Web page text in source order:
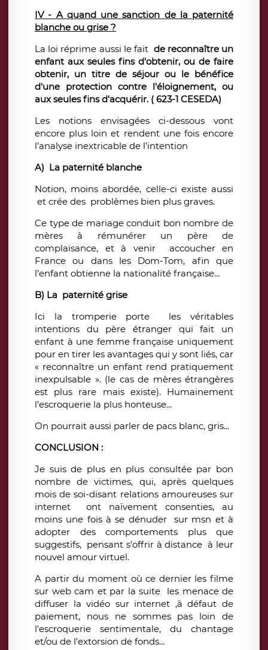
IV - A quand une sanction de la paternité
blanche ou grise ?
La loi réprime aussi le fait de reconnaître un
enfant aux seules fins d'obtenir, ou de faire
obtenir, un titre de séjour ou le bénéfice
d'une protection contre l'éloignement, ou
aux seules fins d'acquérir. ( 623-1 CESEDA)
Les notions envisagées ci-dessous vont
encore plus loin et rendent une fois encore
l’analyse inextricable de l’intention
A) La paternité blanche
Notion, moins abordée, celle-ci existe aussi
et crée des problèmes bien plus graves.
Ce type de mariage conduit bon nombre de
mères à rémunérer un père de
complaisance, et à venir accoucher en
France ou dans les Dom-Tom, afin que
l’enfant obtienne la nationalité française…
B) La paternité grise
Ici la tromperie porte les véritables
intentions du père étranger qui fait un
enfant à une femme française uniquement
pour en tirer les avantages qui y sont liés, car
« reconnaître un enfant rend pratiquement
inexpulsable ». (le cas de mères étrangères
est plus rare mais existe). Humainement
l’escroquerie la plus honteuse...
On pourrait aussi parler de pacs blanc, gris...
CONCLUSION :
Je suis de plus en plus consultée par bon
nombre de victimes, qui, après quelques
mois de soi-disant relations amoureuses sur
internet ont naïvement consenties, au
moins une fois à se dénuder sur msn et à
adopter des comportements plus que
suggestifs, pensant s’offrir à distance à leur
nouvel amour virtuel.
A partir du moment où ce dernier les filme
sur web cam et par la suite les menace de
diffuser la vidéo sur internet ,à défaut de
paiement, nous ne sommes pas loin de
l'escroquerie sentimentale, du chantage
et/ou de l'extorsion de fonds...